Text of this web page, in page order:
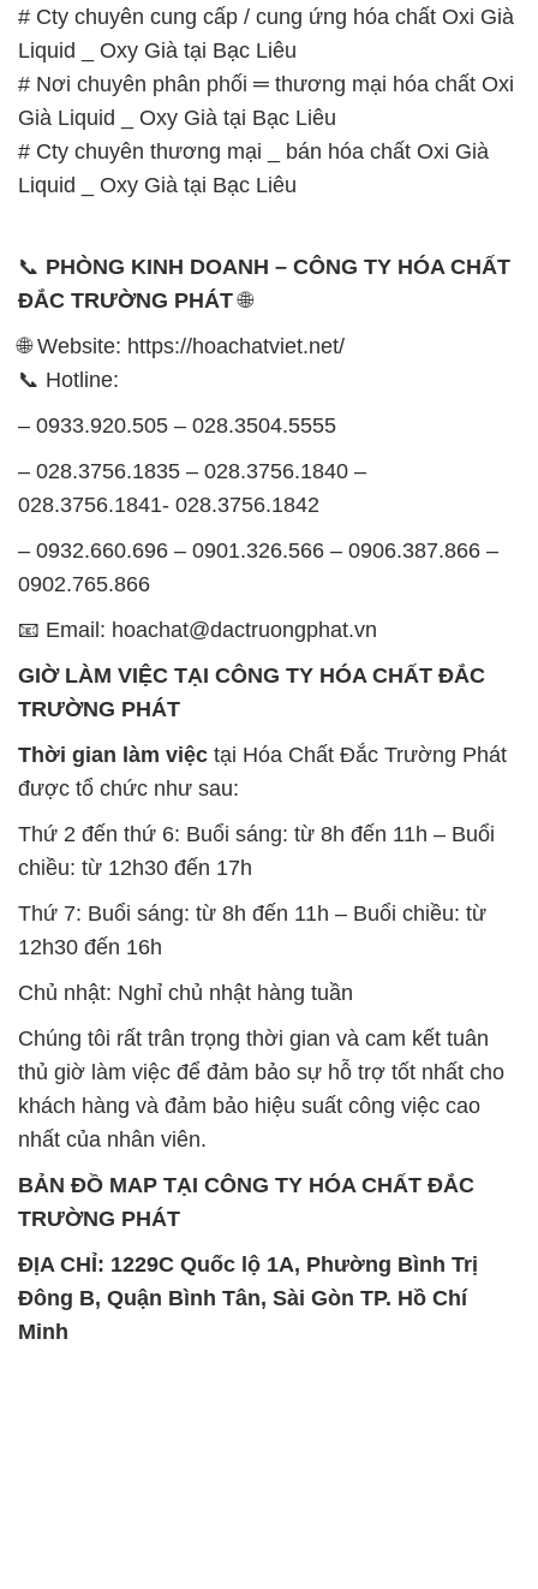
# Cty chuyên cung cấp / cung ứng hóa chất Oxi Già
Liquid _ Oxy Già tại Bạc Liêu
# Nơi chuyên phân phối ═ thương mại hóa chất Oxi
Già Liquid _ Oxy Già tại Bạc Liêu
# Cty chuyên thương mại _ bán hóa chất Oxi Già
Liquid _ Oxy Già tại Bạc Liêu
📞 PHÒNG KINH DOANH – CÔNG TY HÓA CHẤT
ĐẮC TRƯỜNG PHÁT🌐
🌐 Website: https://hoachatviet.net/
📞 Hotline:
– 0933.920.505 – 028.3504.5555
– 028.3756.1835 – 028.3756.1840 –
028.3756.1841- 028.3756.1842
– 0932.660.696 – 0901.326.566 – 0906.387.866 –
0902.765.866
📧 Email: hoachat@dactruongphat.vn
GIỜ LÀM VIỆC TẠI CÔNG TY HÓA CHẤT ĐẮC
TRƯỜNG PHÁT
Thời gian làm việc tại Hóa Chất Đắc Trường Phát
được tổ chức như sau:
Thứ 2 đến thứ 6: Buổi sáng: từ 8h đến 11h – Buổi
chiều: từ 12h30 đến 17h
Thứ 7: Buổi sáng: từ 8h đến 11h – Buổi chiều: từ
12h30 đến 16h
Chủ nhật: Nghỉ chủ nhật hàng tuần
Chúng tôi rất trân trọng thời gian và cam kết tuân
thủ giờ làm việc để đảm bảo sự hỗ trợ tốt nhất cho
khách hàng và đảm bảo hiệu suất công việc cao
nhất của nhân viên.
BẢN ĐỒ MAP TẠI CÔNG TY HÓA CHẤT ĐẮC
TRƯỜNG PHÁT
ĐỊA CHỈ: 1229C Quốc lộ 1A, Phường Bình Trị
Đông B, Quận Bình Tân, Sài Gòn TP. Hồ Chí
Minh